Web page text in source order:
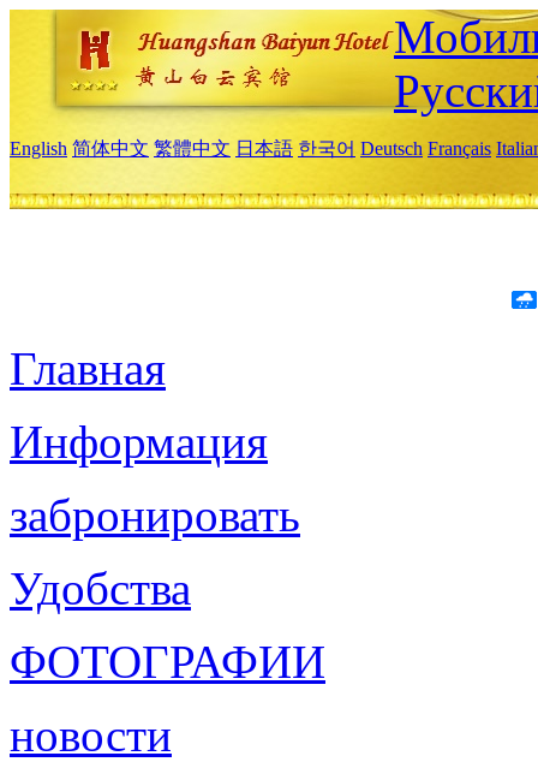
English 简体中文 繁體中文 日本語 한국어 Deutsch Français
Главная
Информация
забронировать
Удобства
ФОТОГРАФИИ
новости